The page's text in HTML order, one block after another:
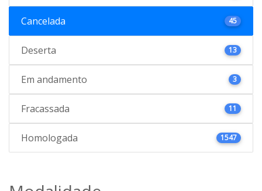
Cancelada 45
Deserta 13
Em andamento 3
Fracassada 11
Homologada 1547